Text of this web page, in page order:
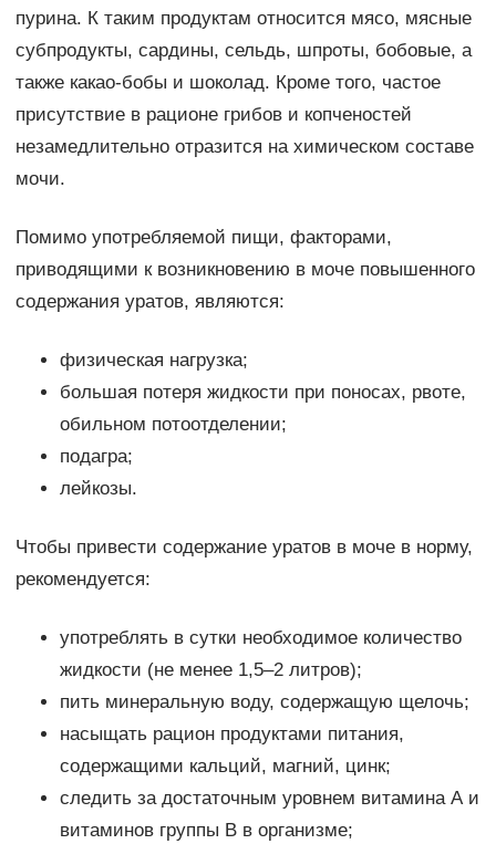
пурина. К таким продуктам относится мясо, мясные
субпродукты, сардины, сельдь, шпроты, бобовые, а
также какао-бобы и шоколад. Кроме того, частое
присутствие в рационе грибов и копченостей
незамедлительно отразится на химическом составе
мочи.
Помимо употребляемой пищи, факторами,
приводящими к возникновению в моче повышенного
содержания уратов, являются:
физическая нагрузка;
большая потеря жидкости при поносах, рвоте,
обильном потоотделении;
подагра;
лейкозы.
Чтобы привести содержание уратов в моче в норму,
рекомендуется:
употреблять в сутки необходимое количество
жидкости (не менее 1,5–2 литров);
пить минеральную воду, содержащую щелочь;
насыщать рацион продуктами питания,
содержащими кальций, магний, цинк;
следить за достаточным уровнем витамина А и
витаминов группы В в организме;